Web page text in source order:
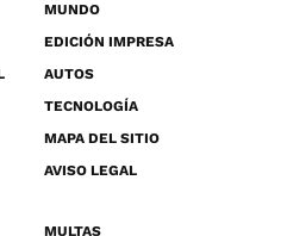
MUNDO
EDICIÓN IMPRESA
AUTOS
TECNOLOGÍA
MAPA DEL SITIO
AVISO LEGAL
MULTAS